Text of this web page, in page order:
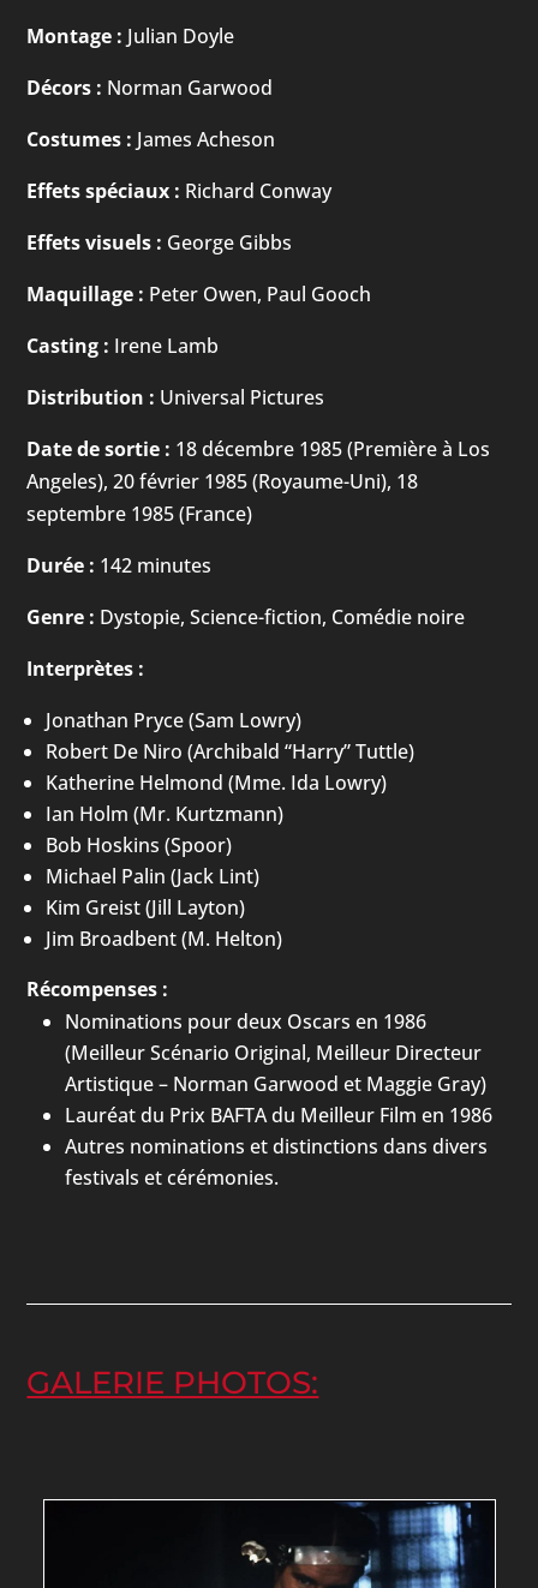
Montage : Julian Doyle
Décors : Norman Garwood
Costumes : James Acheson
Effets spéciaux : Richard Conway
Effets visuels : George Gibbs
Maquillage : Peter Owen, Paul Gooch
Casting : Irene Lamb
Distribution : Universal Pictures
Date de sortie : 18 décembre 1985 (Première à Los
Angeles), 20 février 1985 (Royaume-Uni), 18
septembre 1985 (France)
Durée : 142 minutes
Genre : Dystopie, Science-fiction, Comédie noire
Interprètes :
Jonathan Pryce (Sam Lowry)
Robert De Niro (Archibald “Harry” Tuttle)
Katherine Helmond (Mme. Ida Lowry)
Ian Holm (Mr. Kurtzmann)
Bob Hoskins (Spoor)
Michael Palin (Jack Lint)
Kim Greist (Jill Layton)
Jim Broadbent (M. Helton)
Récompenses :
Nominations pour deux Oscars en 1986
(Meilleur Scénario Original, Meilleur Directeur
Artistique – Norman Garwood et Maggie Gray)
Lauréat du Prix BAFTA du Meilleur Film en 1986
Autres nominations et distinctions dans divers
festivals et cérémonies.
GALERIE PHOTOS: